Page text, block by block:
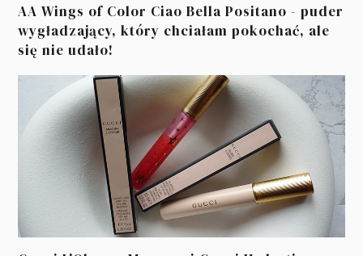
AA Wings of Color Ciao Bella Positano - puder
wygładzający, który chciałam pokochać, ale
się nie udało!